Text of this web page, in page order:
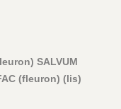
SALVUM
(fleuron) (lis)